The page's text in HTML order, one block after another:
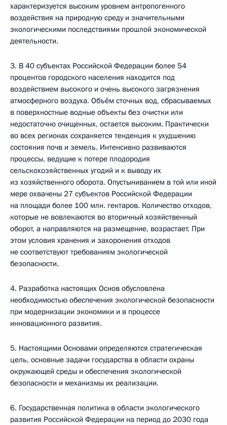
характеризуется высоким уровнем антропогенного
воздействия на природную среду и значительными
экологическими последствиями прошлой экономической
деятельности.
3. В 40 субъектах Российской Федерации более 54
процентов городского населения находится под
воздействием высокого и очень высокого загрязнения
атмосферного воздуха. Объём сточных вод, сбрасываемых
в поверхностные водные объекты без очистки или
недостаточно очищенных, остается высоким. Практически
во всех регионах сохраняется тенденция к ухудшению
состояния почв и земель. Интенсивно развиваются
процессы, ведущие к потере плодородия
сельскохозяйственных угодий и к выводу их
из хозяйственного оборота. Опустыниванием в той или иной
мере охвачены 27 субъектов Российской Федерации
на площади более 100 млн. гектаров. Количество отходов,
которые не вовлекаются во вторичный хозяйственный
оборот, а направляются на размещение, возрастает. При
этом условия хранения и захоронения отходов
не соответствуют требованиям экологической
безопасности.
4. Разработка настоящих Основ обусловлена
необходимостью обеспечения экологической безопасности
при модернизации экономики и в процессе
инновационного развития.
5. Настоящими Основами определяются стратегическая
цель, основные задачи государства в области охраны
окружающей среды и обеспечения экологической
безопасности и механизмы их реализации.
6. Государственная политика в области экологического
развития Российской Федерации на период до 2030 года